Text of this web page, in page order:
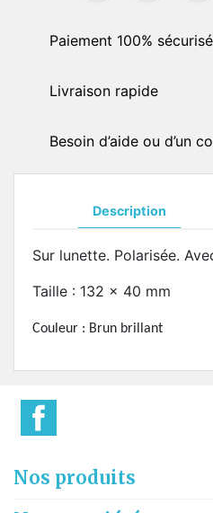
Paiement 100% sécurisé
Livraison rapide
Besoin d’aide ou d’un
Description
Sur lunette. Polarisée.
Taille : 132 x 40 mm
Couleur : Brun brillant
Nos produits